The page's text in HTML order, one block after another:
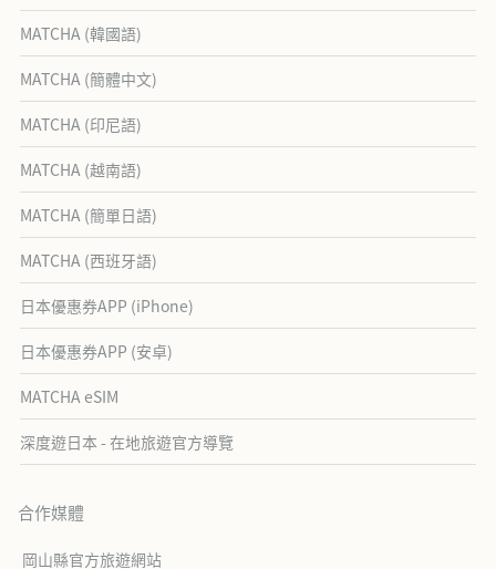
MATCHA (韓國語)
MATCHA (簡體中文)
MATCHA (印尼語)
MATCHA (越南語)
MATCHA (簡單日語)
MATCHA (西班牙語)
日本優惠券APP (iPhone)
日本優惠券APP (安卓)
MATCHA eSIM
深度遊日本 - 在地旅遊官方導覽
合作媒體
岡山縣官方旅遊網站